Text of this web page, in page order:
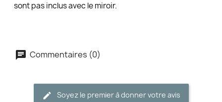
sont pas inclus avec le miroir.
Commentaires (0)
Soyez le premier à donner votre avis